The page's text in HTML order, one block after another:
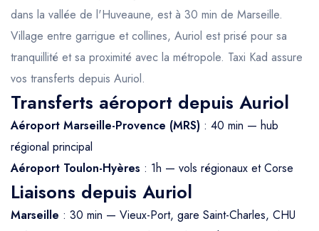
dans la vallée de l'Huveaune, est à 30 min de Marseille.
Village entre garrigue et collines, Auriol est prisé pour sa
tranquillité et sa proximité avec la métropole. Taxi Kad assure
vos transferts depuis Auriol.
Transferts aéroport depuis Auriol
Aéroport Marseille-Provence (MRS) : 40 min — hub
régional principal
Aéroport Toulon-Hyères : 1h — vols régionaux et Corse
Liaisons depuis Auriol
Marseille : 30 min — Vieux-Port, gare Saint-Charles, CHU